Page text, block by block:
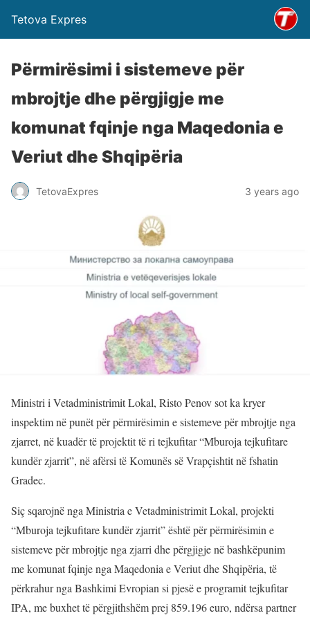
Tetova Expres
Përmirësimi i sistemeve për
mbrojtje dhe përgjigje me
komunat fqinje nga Maqedonia e
Veriut dhe Shqipëria
TetovaExpres 3 years ago
Ministri i Vetadministrimit Lokal, Risto Penov sot ka kryer
inspektim në punët për përmirësimin e sistemeve për mbrojtje nga
zjarret, në kuadër të projektit të ri tejkufitar “Mburoja tejkufitare
kundër zjarrit”, në afërsi të Komunës së Vrapçishtit në fshatin
Gradec.
Siç sqarojnë nga Ministria e Vetadministrimit Lokal, projekti
“Mburoja tejkufitare kundër zjarrit” është për përmirësimin e
sistemeve për mbrojtje nga zjarri dhe përgjigje në bashkëpunim
me komunat fqinje nga Maqedonia e Veriut dhe Shqipëria, të
përkrahur nga Bashkimi Evropian si pjesë e programit tejkufitar
IPA, me buxhet të përgjithshëm prej 859.196 euro, ndërsa partner